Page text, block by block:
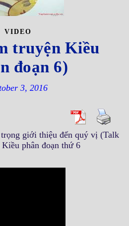
VIDEO
truyện Kiều
đoạn 6)
3, 2016
phân đoạn thứ 6